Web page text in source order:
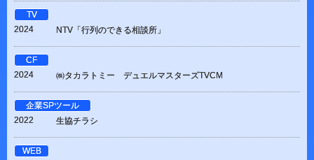
TV
2024
NTV「行列のできる相談所」
CF
2024
㈱タカラトミー デュエルマスターズTVCM
企業SPツール
2022
生協チラシ
WEB